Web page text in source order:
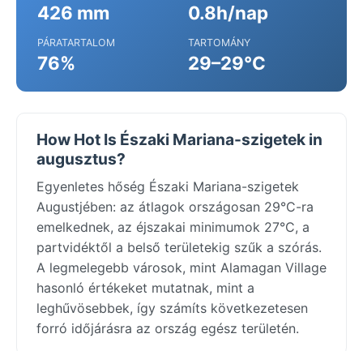
426 mm 0.8h/nap
PÁRATARTALOM
76%
TARTOMÁNY
29–29°C
How Hot Is Északi Mariana-szigetek in
augusztus?
Egyenletes hőség Északi Mariana-szigetek
Augustjében: az átlagok országosan 29°C-ra
emelkednek, az éjszakai minimumok 27°C, a
partvidéktől a belső területekig szűk a szórás.
A legmelegebb városok, mint Alamagan Village
hasonló értékeket mutatnak, mint a
leghűvösebbek, így számíts következetesen
forró időjárásra az ország egész területén.